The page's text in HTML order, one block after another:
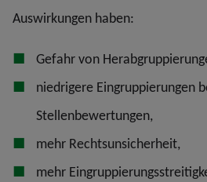
Auswirkungen haben:
Gefahr von
niedrigere Eingruppierungen
Stellenbewertungen,
mehr Rechtsunsicherheit,
mehr